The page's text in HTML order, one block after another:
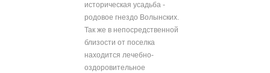
историческая усадьба -
родовое гнездо Волынских.
Так же в непосредственной
близости от поселка
находится лечебно-
оздоровительное